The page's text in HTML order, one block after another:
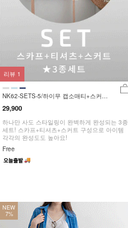
NK62-SETS-5/하이무 캡소매티+스커트
세트_YN
29,900
하나만 사도 스타일링이 완벽하게 완성되는 3종
세트! 스카프+티셔츠+스커트 구성으로 아이템
각각의 완성도도 높아요!
Free
리뷰 1
NEW
7%